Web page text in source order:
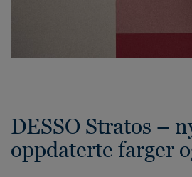
DESSO Stratos –
oppdaterte farger